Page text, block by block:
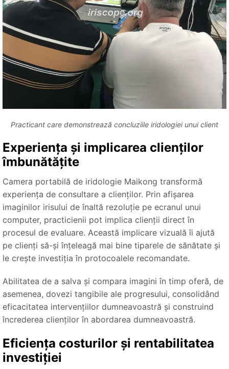
Practicant care demonstrează concluziile iridologiei unui client
Experiența și implicarea clienților
îmbunătățite
Camera portabilă de iridologie Maikong transformă
experiența de consultare a clienților. Prin afișarea
imaginilor irisului de înaltă rezoluție pe ecranul unui
computer, practicienii pot implica clienții direct în
procesul de evaluare. Această implicare vizuală îi ajută
pe clienți să-și înțeleagă mai bine tiparele de sănătate și
le crește investiția în protocoalele recomandate.
Abilitatea de a salva și compara imagini în timp oferă, de
asemenea, dovezi tangibile ale progresului, consolidând
eficacitatea intervențiilor dumneavoastră și construind
încrederea clienților în abordarea dumneavoastră.
Eficiența costurilor și rentabilitatea
investiției